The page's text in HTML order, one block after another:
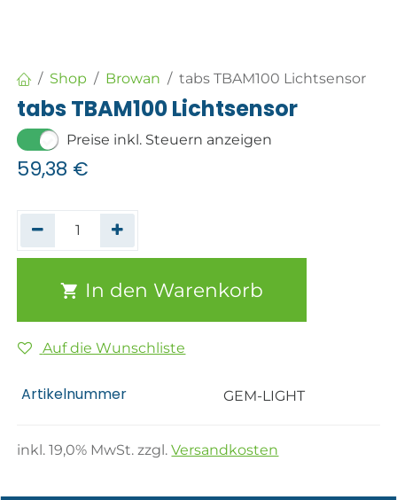
Shop Browan tabs TBAM100 Lichtsensor
tabs TBAM100 Lichtsensor
Preise inkl. Steuern anzeigen
59,38 €
In den Warenkorb
Auf die Wunschliste
Artikelnummer GEM-LIGHT
inkl.19,0% MwSt. zzgl.Versandkosten